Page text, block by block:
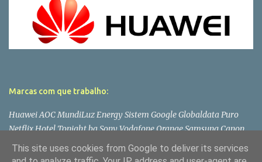
Marcas com que trabalho:
Huawei AOC MundiLuz Energy Sistem Google Globaldata Puro
Netflix Hotel Tonight bq Sony Vodafone Orange Samsung Canon
Lenovo Panasonic LG Microsoft Asus Philips PlayStation Toshiba
Wiko Dell
This site uses cookies from Google to deliver its services